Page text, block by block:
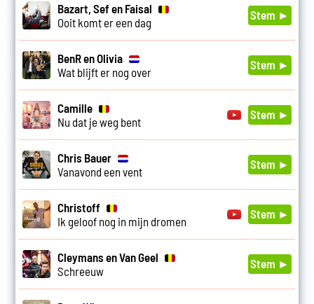
Bazart, Sef en Faisal
Ooit komt er een dag
Stem ►
BenR en Olivia
Wat blijft er nog over
Stem ►
Camille
Nu dat je weg bent
Stem ►
Chris Bauer
Vanavond een vent
Stem ►
Christoff
Ik geloof nog in mijn dromen
Stem ►
Cleymans en Van Geel
Schreeuw
Stem ►